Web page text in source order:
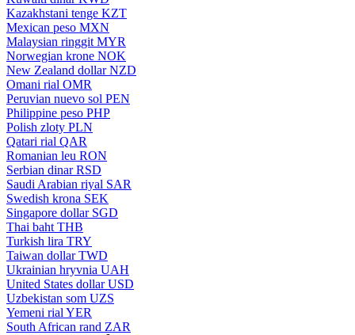
Kazakhstani tenge KZT
Mexican peso MXN
Malaysian ringgit MYR
Norwegian krone NOK
New Zealand dollar NZD
Omani rial OMR
Peruvian nuevo sol PEN
Philippine peso PHP
Polish zloty PLN
Qatari rial QAR
Romanian leu RON
Serbian dinar RSD
Saudi Arabian riyal SAR
Swedish krona SEK
Singapore dollar SGD
Thai baht THB
Turkish lira TRY
Taiwan dollar TWD
Ukrainian hryvnia UAH
United States dollar USD
Uzbekistan som UZS
Yemeni rial YER
South African rand ZAR